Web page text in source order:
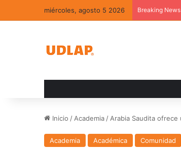
miércoles, agosto 5 2026 Breaking News
Inicio / Academia / Arabia Saudita
Academia Académica Comunidad